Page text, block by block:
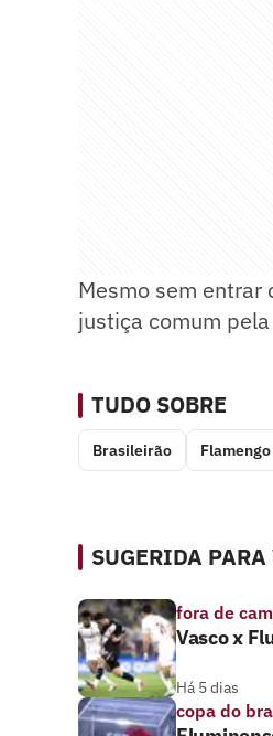
Mesmo sem entrar
justiça comum
TUDO SOBRE
Brasileirão Flamengo
SUGERIDA PARA
fora de
Vasco x
Há 5 dias
copa do